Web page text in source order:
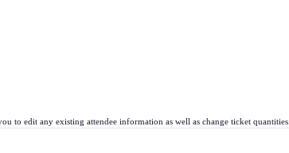
to edit any existing attendee information as well as change ticket quantities.